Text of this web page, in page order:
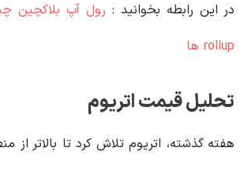
در این رابطه بخوانید‌ : رول آپ بلاکچین
rollup ها
تحلیل قیمت اتریوم